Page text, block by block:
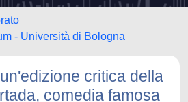
- Università di Bologna
critica della
comedia famosa